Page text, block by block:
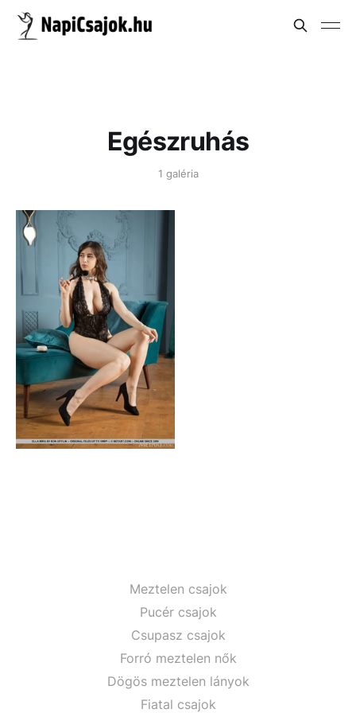
Egészruhás
1 galéria
Meztelen csajok
Pucér csajok
Csupasz csajok
Forró meztelen nők
Dögös meztelen lányok
Fiatal csajok